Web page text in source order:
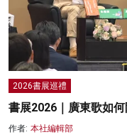
2026書展巡禮
書展2026｜廣東歌如
作者: 本社編輯部